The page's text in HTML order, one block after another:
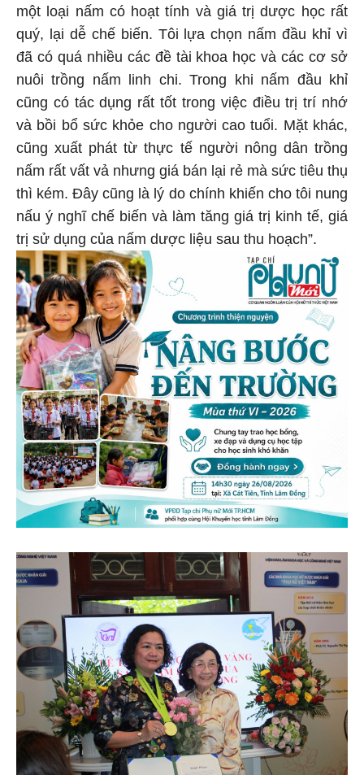
một loại nấm có hoạt tính và giá trị dược học rất
quý, lại dễ chế biến. Tôi lựa chọn nấm đầu khỉ vì
đã có quá nhiều các đề tài khoa học và các cơ sở
nuôi trồng nấm linh chi. Trong khi nấm đầu khỉ
cũng có tác dụng rất tốt trong việc điều trị trí nhớ
và bồi bổ sức khỏe cho người cao tuổi. Mặt khác,
cũng xuất phát từ thực tế người nông dân trồng
nấm rất vất vả nhưng giá bán lại rẻ mà sức tiêu thụ
thì kém. Đây cũng là lý do chính khiến cho tôi nung
nấu ý nghĩ chế biến và làm tăng giá trị kinh tế, giá
trị sử dụng của nấm dược liệu sau thu hoạch”.